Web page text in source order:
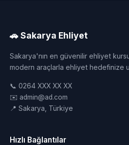
🚗 Sakarya Ehliyet
Sakarya'nın en güvenilir ehliyet
modern araçlarla ehliyet hedefinize
📞 0264 XXX XX XX
✉️ admin@ad.com
📍 Sakarya, Türkiye
Hızlı Bağlantılar